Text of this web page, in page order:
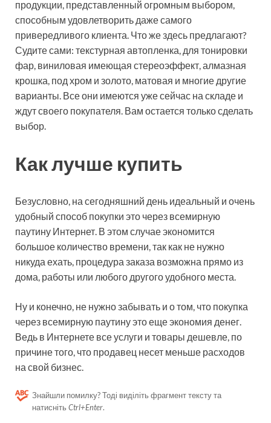
продукции, представленный огромным выбором,
способным удовлетворить даже самого
привередливого клиента. Что же здесь предлагают?
Судите сами: текстурная автопленка, для тонировки
фар, виниловая имеющая стереоэффект, алмазная
крошка, под хром и золото, матовая и многие другие
варианты. Все они имеются уже сейчас на складе и
ждут своего покупателя. Вам остается только сделать
выбор.
Как лучше купить
Безусловно, на сегодняшний день идеальный и очень
удобный способ покупки это через всемирную
паутину Интернет. В этом случае экономится
большое количество времени, так как не нужно
никуда ехать, процедура заказа возможна прямо из
дома, работы или любого другого удобного места.
Ну и конечно, не нужно забывать и о том, что покупка
через всемирную паутину это еще экономия денег.
Ведь в Интернете все услуги и товары дешевле, по
причине того, что продавец несет меньше расходов
на свой бизнес.
Знайшли помилку? Тоді виділіть фрагмент тексту та
натисніть Ctrl+Enter.